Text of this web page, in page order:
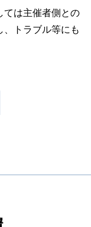
ては主催者側との
、トラブル等にも